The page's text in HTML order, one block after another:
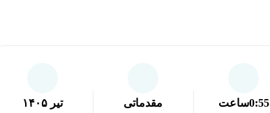
0:55ساعت مقدماتی تیر ۱۴۰۵